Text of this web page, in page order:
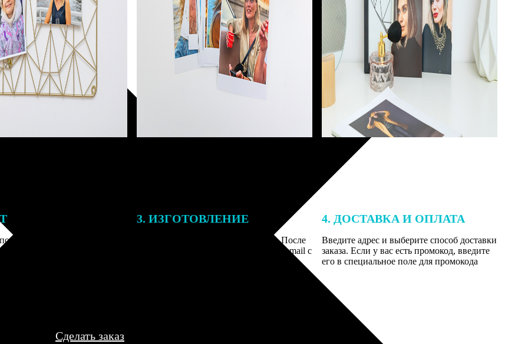
заказа к печати
могут связаться с Вами
телефону или email для
деталей.
3. ИЗГОТОВЛЕНИЕ
Оплатите заказ банковской картой. После
оплаты получите подтверждение на email с
описанием заказа. Когда отправим заказ
4. ДОСТАВКА И ОПЛАТА
Введите адрес и выберите способ доставки
заказа. Если у вас есть промокод, введите
его в специальное поле для промокода
Сделать заказ